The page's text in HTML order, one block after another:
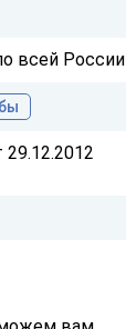
всей России